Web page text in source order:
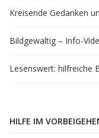
Kreisende Gedanken
Bildgewaltig – Info-
Lesenswert: hilfreiche
HILFE IM